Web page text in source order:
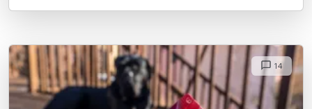
14